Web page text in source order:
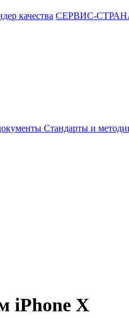
качества СЕРВИС-
Стандарты и
iPhone X